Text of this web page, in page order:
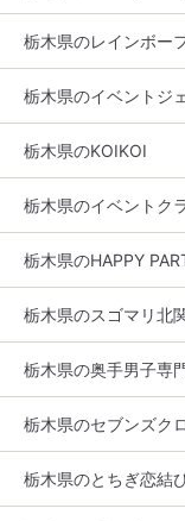
栃木県のレインボー
栃木県のイベントジ
栃木県のKOIKOI
栃木県のイベントク
栃木県のHAPPY
栃木県のスゴマリ北
栃木県の奥手男子専
栃木県のセブンズク
栃木県のとちぎ恋結